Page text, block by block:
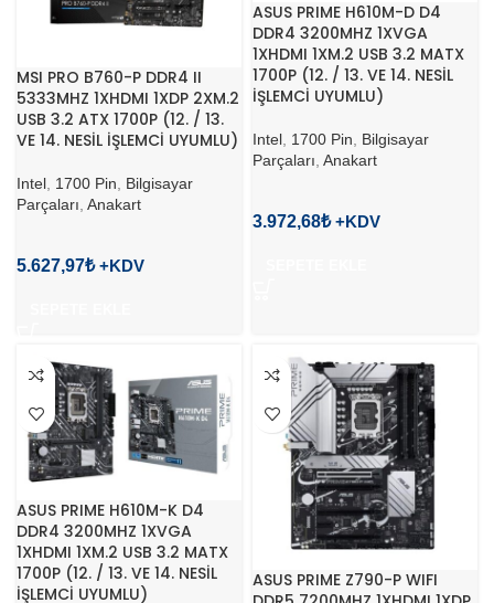
MSI PRO B760-P DDR4 II
5333MHZ 1XHDMI 1XDP 2XM.2
USB 3.2 ATX 1700P (12. / 13.
VE 14. NESİL İŞLEMCİ UYUMLU)
Intel 1700 Pin
Bilgisayar
Parçaları Anakart
5.627,97₺
ASUS PRIME H610M-D D4
DDR4 3200MHZ 1XVGA
1XHDMI 1XM.2 USB 3.2 MATX
1700P (12. / 13. VE 14. NESİL
İŞLEMCİ UYUMLU)
Intel 1700 Pin
Bilgisayar
Parçaları Anakart
3.972,68₺
ASUS PRIME H610M-K D4
DDR4 3200MHZ 1XVGA
1XHDMI 1XM.2 USB 3.2 MATX
1700P (12. / 13. VE 14. NESİL
İŞLEMCİ UYUMLU)
ASUS PRIME Z790-P WIFI